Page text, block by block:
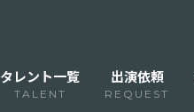
タレント一覧
TALENT
出演依頼
REQUEST